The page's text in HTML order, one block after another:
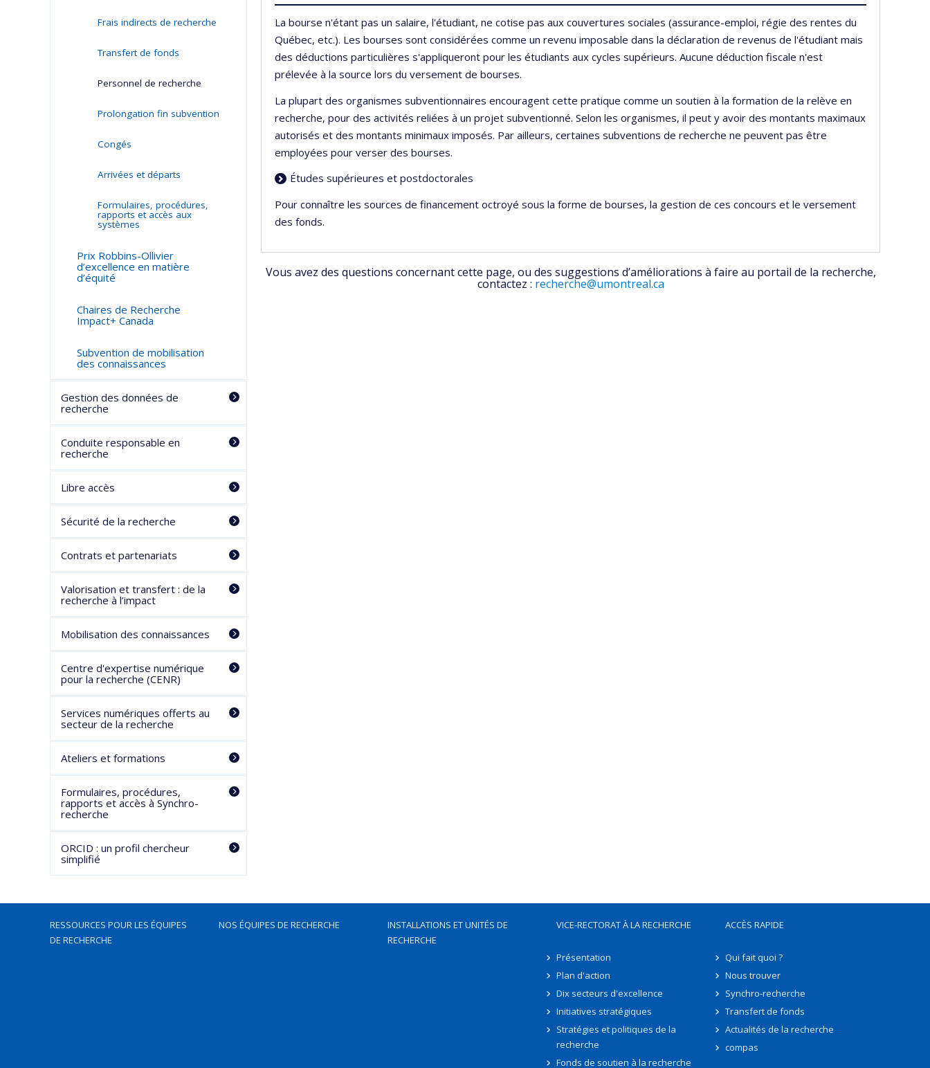
La bourse n'étant pas un salaire, l'étudiant, ne cotise pas aux couvertures sociales (assurance-emploi, régie des rentes du
Québec, etc.). Les bourses sont considérées comme un revenu imposable dans la déclaration de revenus de l'étudiant mais
des déductions particulières s'appliqueront pour les étudiants aux cycles supérieurs. Aucune déduction fiscale n'est
prélevée à la source lors du versement de bourses.
La plupart des organismes subventionnaires encouragent cette pratique comme un soutien à la formation de la relève en
recherche, pour des activités reliées à un projet subventionné. Selon les organismes, il peut y avoir des montants maximaux
autorisés et des montants minimaux imposés. Par ailleurs, certaines subventions de recherche ne peuvent pas être
employées pour verser des bourses.
Études supérieures et postdoctorales
Pour connaître les sources de financement octroyé sous la forme de bourses, la gestion de ces concours et le versement
des fonds.
Vous avez des questions concernant cette page, ou des suggestions d’améliorations à faire au portail de la recherche,
contactez : recherche@umontreal.ca
Frais indirects de recherche
Transfert de fonds
Personnel de recherche
Prolongation fin subvention
Congés
Arrivées et départs
Formulaires, procédures,
rapports et accès aux
systèmes
Prix Robbins-Ollivier
d’excellence en matière
d’équité
Chaires de Recherche
Impact+ Canada
Subvention de mobilisation
des connaissances
Gestion des données de
recherche
Conduite responsable en
recherche
Libre accès
Sécurité de la recherche
Contrats et partenariats
Valorisation et transfert : de la
recherche à l’impact
Mobilisation des connaissances
Centre d'expertise numérique
pour la recherche (CENR)
Services numériques offerts au
secteur de la recherche
Ateliers et formations
Formulaires, procédures,
rapports et accès à Synchro-
recherche
ORCID : un profil chercheur
simplifié
RESSOURCES POUR LES ÉQUIPES
DE RECHERCHE
NOS ÉQUIPES DE RECHERCHE
INSTALLATIONS ET UNITÉS DE
RECHERCHE
VICE-RECTORAT À LA RECHERCHE
Présentation
Plan d'action
Dix secteurs d'excellence
Initiatives stratégiques
Stratégies et politiques de la
recherche
Fonds de soutien à la recherche
ACCÈS RAPIDE
Qui fait quoi ?
Nous trouver
Synchro-recherche
Transfert de fonds
Actualités de la recherche
compas